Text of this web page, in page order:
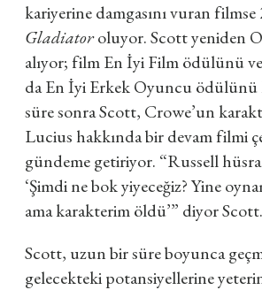
kariyerine damgasını vuran filmse
Gladiatoroluyor. Scott yeniden
alıyor; film En İyi Film ödülünü
da En İyi Erkek Oyuncu ödülünü
süre sonra Scott, Crowe’un
Lucius hakkında bir devam filmi
gündeme getiriyor. “Russell
‘Şimdi ne bok yiyeceğiz? Yine
ama karakterim öldü’” diyor Scott.
Scott, uzun bir süre boyunca
gelecekteki potansiyellerine